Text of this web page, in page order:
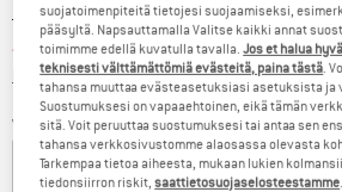
Alkuperäinen hinta :
109,95€
Hinta:
49,48€ sis. alv
lisätään LähetyskulutTietoa lähetyskuluista.
Väri:Cameo Rose / White
suojatoimenpiteitä tietojesi suojaamiseksi,
pääsyltä. Napsauttamalla Valitse kaikki annat
toimimme edellä kuvatulla tavalla.Jos et halua
teknisesti välttämättömiä evästeitä, paina tästä.
tahansa muuttaa evästeasetuksiasi asetuksista
Suostumuksesi on vapaaehtoinen, eikä tämän
sitä. Voit peruuttaa suostumuksesi tai antaa sen
tahansa verkkosivustomme alaosassa olevasta
Tarkempaa tietoa aiheesta, mukaan lukien
tiedonsiirron riskit,saattietosuojaselosteestamme.